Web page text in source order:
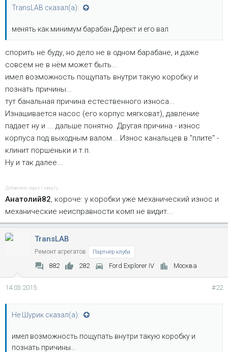
TransLAB сказал(а):
менять как минимум барабан Директ и его вал
спорить не буду, но дело не в одном барабане, и даже
совсем не в нём может быть...
имел возможность пощупать внутри такую коробку и
познать причины...
тут банальная причина естественного износа...
Изнашивается насос (его корпус мягковат), давление
падает ну и ... дальше понятно. Другая причина - износ
корпуса под выходным валом... Износ канальцев в "плите" -
клинит поршеньки и т.п.
Ну и так далее...
Добавлено через 1 минуту
Анатолий82 , короче: у коробки уже механический износ и
механические неисправности комп не видит...
TransLAB
Ремонт агрегатов Партнёр клуба
882 282 Ford Explorer IV Москва
14.03.2015 #22
Не Шурик сказал(а):
имел возможность пощупать внутри такую коробку и
познать причины...